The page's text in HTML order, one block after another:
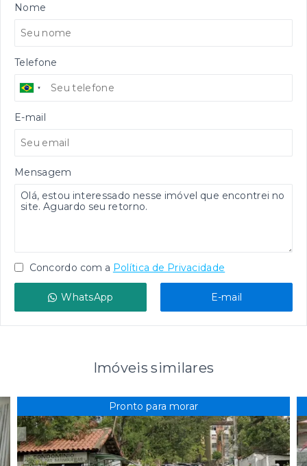
Nome
Telefone
E-mail
Mensagem
Concordo com a Política de Privacidade
WhatsApp E-mail
Imóveis similares
Pronto para morar